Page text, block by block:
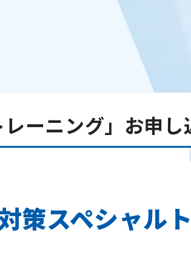
ーニング」お申し
策スペシャル